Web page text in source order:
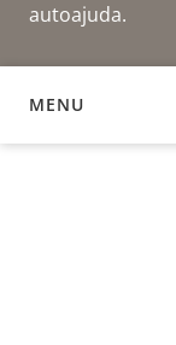
autoajuda.
MENU
BAIXAR